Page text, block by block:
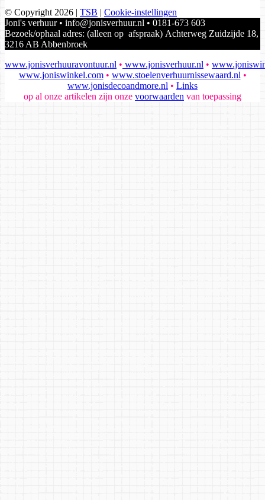
© Copyright 2026 | TSB | Cookie-instellingen
Joni's verhuur • info@jonisverhuur.nl • 0181-673 603
Bezoek/ophaal adres: (alleen op afspraak) Achterweg Zuidzijde 18,
3216 AB Abbenbroek
www.jonisverhuuravontuur.nl • www.jonisverhuur.nl •
www.joniswinkel.com• www.stoelenverhuurnissewaard.nl •
www.jonisdecoandmore.nl • Links
op al onze artikelen zijn onze voorwaarden van toepassing